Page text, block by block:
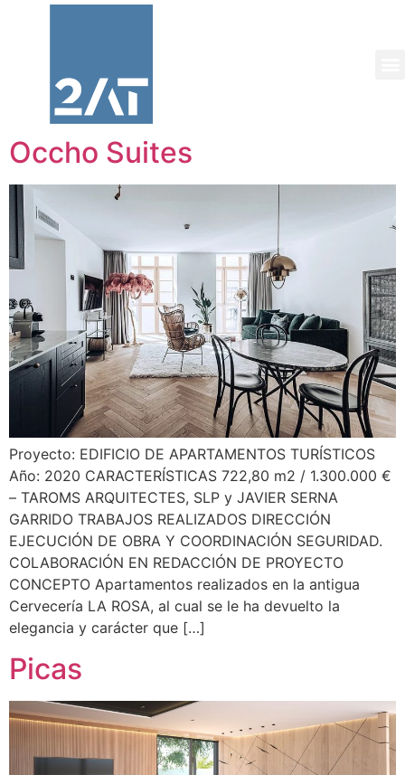
Occho Suites
Proyecto: EDIFICIO DE APARTAMENTOS TURÍSTICOS
Año: 2020 CARACTERÍSTICAS 722,80 m2 / 1.300.000 €
– TAROMS ARQUITECTES, SLP y JAVIER SERNA
GARRIDO TRABAJOS REALIZADOS DIRECCIÓN
EJECUCIÓN DE OBRA Y COORDINACIÓN SEGURIDAD.
COLABORACIÓN EN REDACCIÓN DE PROYECTO
CONCEPTO Apartamentos realizados en la antigua
Cervecería LA ROSA, al cual se le ha devuelto la
elegancia y carácter que […]
Picas